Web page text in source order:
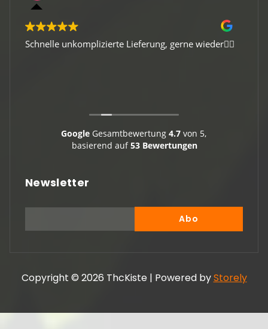
Schnelle unkomplizierte Lieferung, gerne wieder👍🏻
GoogleGesamtbewertung 4.7von 5,
basierend auf53 Bewertungen
Newsletter
Copyright © 2026 ThcKiste | Powered byStorely